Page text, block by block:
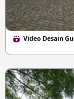
Video Desain